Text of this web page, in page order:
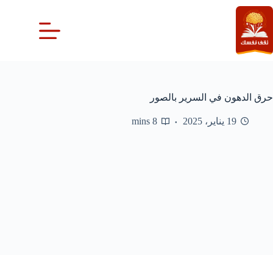
التجاوز
إلى
المحتوى
حرق الدهون في السرير بالصور
19 يناير، 2025 8 mins